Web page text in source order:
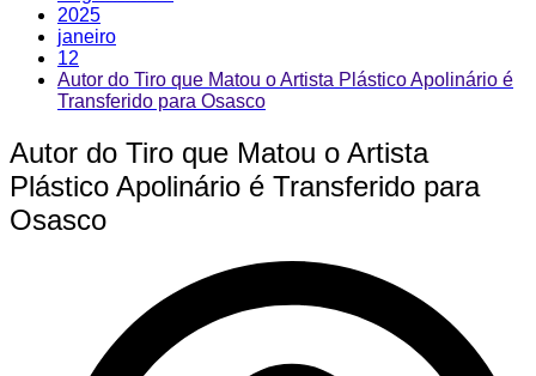
2025
janeiro
12
Autor do Tiro que Matou o Artista Plástico Apolinário é
Transferido para Osasco
Autor do Tiro que Matou o Artista
Plástico Apolinário é Transferido para
Osasco